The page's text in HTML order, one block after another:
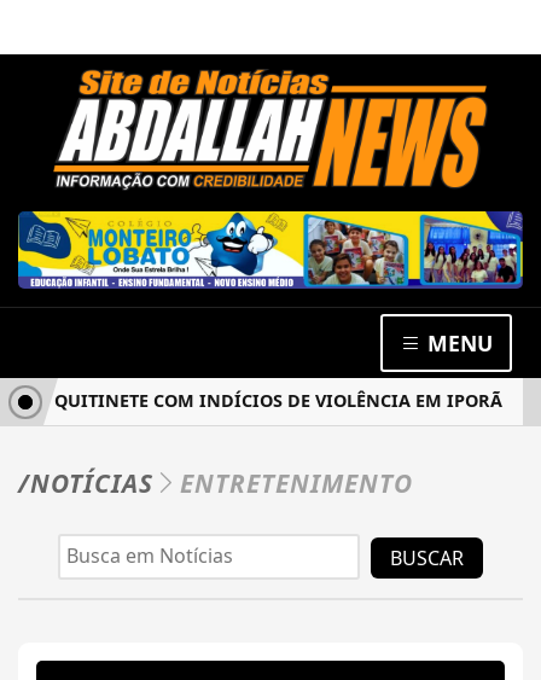
MENU
QUITINETE COM INDÍCIOS DE VIOLÊNCIA EM IPORÃ
/NOTÍCIAS ENTRETENIMENTO
BUSCAR